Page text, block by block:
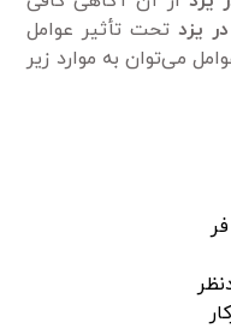
یزد تحت تأثیر عوامل
می‌توان به موارد زیر